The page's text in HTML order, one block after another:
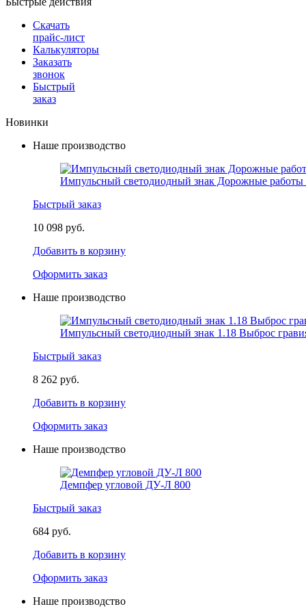
Скачать
прайс-лист
Калькуляторы
Заказать
звонок
Быстрый
заказ
Новинки
Наше производство
Импульсный светодиодный знак Дорожные работы
Быстрый заказ
10 098 руб.
Добавить в корзину
Оформить заказ
Наше производство
Импульсный светодиодный знак 1.18 Выброс
Быстрый заказ
8 262 руб.
Добавить в корзину
Оформить заказ
Наше производство
Демпфер угловой ДУ-Л 800
Быстрый заказ
684 руб.
Добавить в корзину
Оформить заказ
Наше производство